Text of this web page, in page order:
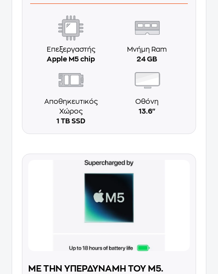
Επεξεργαστής
Apple M5 chip
Μνήμη Ram
24 GB
Αποθηκευτικός
Χώρος
1 TB SSD
Οθόνη
13.6''
ΜΕ ΤΗΝ ΥΠΕΡΔΥΝΑΜΗ ΤΟΥ M5.